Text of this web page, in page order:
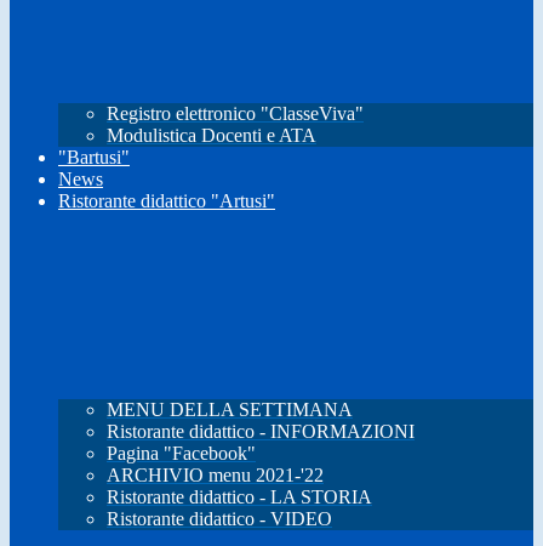
Registro elettronico "ClasseViva"
Modulistica Docenti e ATA
"Bartusi"
News
Ristorante didattico "Artusi"
MENU DELLA SETTIMANA
Ristorante didattico - INFORMAZIONI
Pagina "Facebook"
ARCHIVIO menu 2021-'22
Ristorante didattico - LA STORIA
Ristorante didattico - VIDEO